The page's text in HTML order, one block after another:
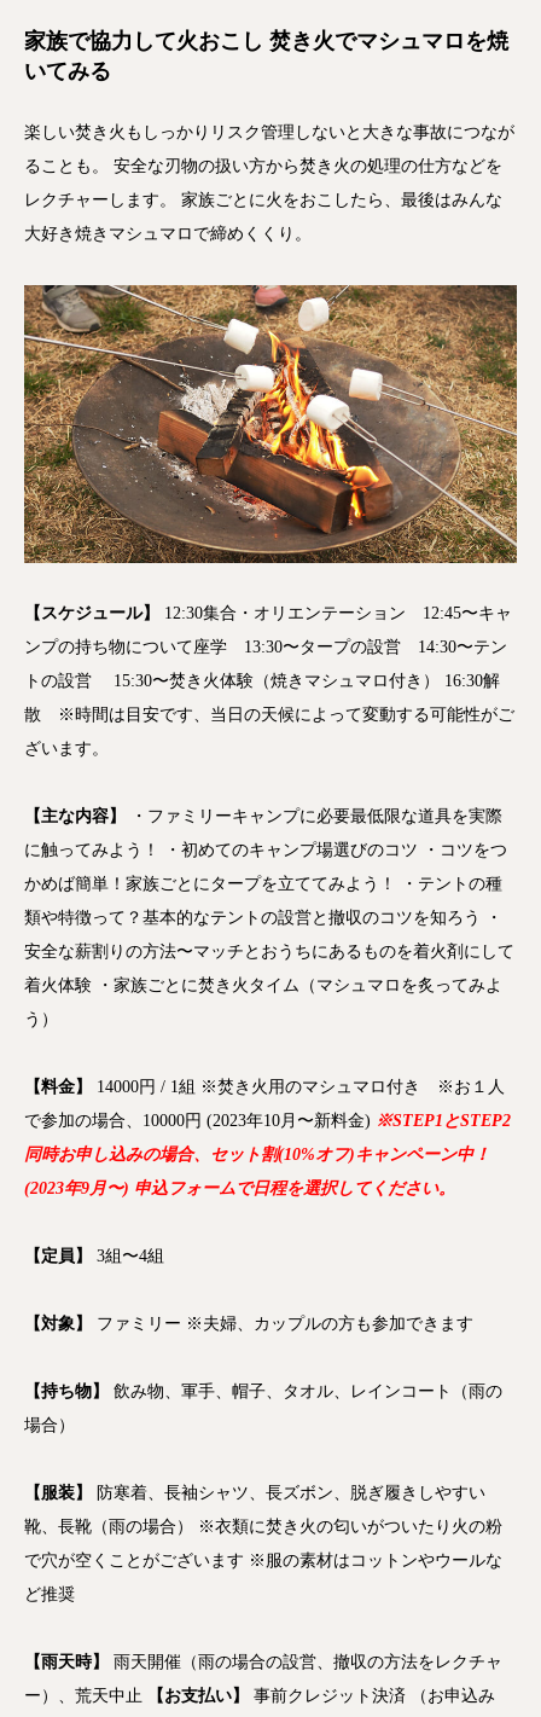
家族で協力して火おこし 焚き火でマシュマロを焼
いてみる
楽しい焚き火もしっかりリスク管理しないと大きな事故につなが
ることも。 安全な刃物の扱い方から焚き火の処理の仕方などを
レクチャーします。 家族ごとに火をおこしたら、最後はみんな
大好き焼きマシュマロで締めくくり。
【スケジュール】 12:30集合・オリエンテーション 12:45〜キャ
ンプの持ち物について座学 13:30〜タープの設営 14:30〜テン
トの設営 15:30〜焚き火体験（焼きマシュマロ付き） 16:30解
散 ※時間は目安です、当日の天候によって変動する可能性がご
ざいます。
【主な内容】
・ファミリーキャンプに必要最低限な道具を実際
に触ってみよう！ ・初めてのキャンプ場選びのコツ ・コツをつ
かめば簡単！家族ごとにタープを立ててみよう！ ・テントの種
類や特徴って？基本的なテントの設営と撤収のコツを知ろう ・
安全な薪割りの方法〜マッチとおうちにあるものを着火剤にして
着火体験 ・家族ごとに焚き火タイム（マシュマロを炙ってみよ
う）
【料金】
14000円 / 1組 ※焚き火用のマシュマロ付き ※お１人
で参加の場合、10000円 (2023年10月〜新料金) ※STEP1とSTEP2
同時お申し込みの場合、セット割(10%オフ)キャンペーン中！
(2023年9月〜) 申込フォームで日程を選択してください。
【定員】 3組〜4組
【対象】 ファミリー ※夫婦、カップルの方も参加できます
【持ち物】 飲み物、軍手、帽子、タオル、レインコート（雨の
場合）
【服装】 防寒着、長袖シャツ、長ズボン、脱ぎ履きしやすい
靴、長靴（雨の場合） ※衣類に焚き火の匂いがついたり火の粉
で穴が空くことがございます ※服の素材はコットンやウールな
ど推奨
【雨天時】 雨天開催（雨の場合の設営、撤収の方法をレクチャ
ー）、荒天中止
【お支払い】
事前クレジット決済 （お申込み